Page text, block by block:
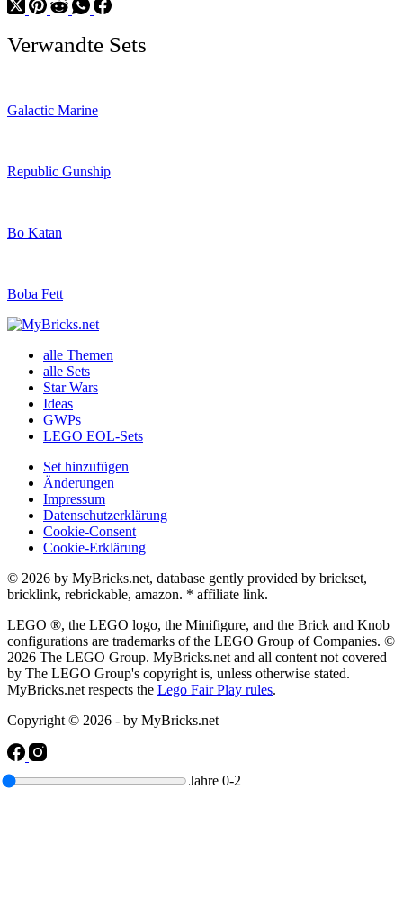
Jahre 0-2
Verwandte Sets
Galactic Marine
Republic Gunship
Bo Katan
Boba Fett
alle Themen
alle Sets
Star Wars
Ideas
GWPs
LEGO EOL-Sets
Set hinzufügen
Änderungen
Impressum
Datenschutzerklärung
Cookie-Consent
Cookie-Erklärung
© 2026 by MyBricks.net, database gently provided by brickset,
bricklink, rebrickable, amazon. * affiliate link.
LEGO ®, the LEGO logo, the Minifigure, and the Brick and Knob
configurations are trademarks of the LEGO Group of Companies. ©
2026 The LEGO Group. MyBricks.net and all content not covered
by The LEGO Group's copyright is, unless otherwise stated.
MyBricks.net respects the Lego Fair Play rules.
Copyright © 2026 - by MyBricks.net